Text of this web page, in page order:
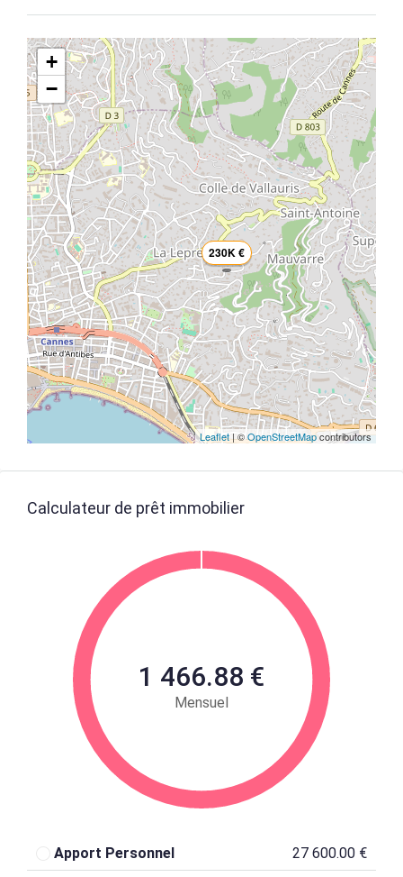
230K €
+
−
Leaflet| ©OpenStreetMapcontributors
Calculateur de prêt immobilier
1 466.88 €
Mensuel
Apport Personnel
27 600.00 €